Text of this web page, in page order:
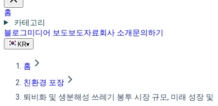
홈
카테고리
블로그미디어 보도보도자료회사 소개문의하기
KR▾
홈
친환경 포장
퇴비화 및 생분해성 쓰레기 봉투 시장 규모, 미래 성장 및